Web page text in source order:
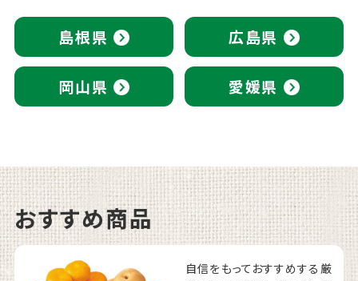
島根県 広島県
岡山県 愛媛県
おすすめ商品
自信をもっておすすめする厳